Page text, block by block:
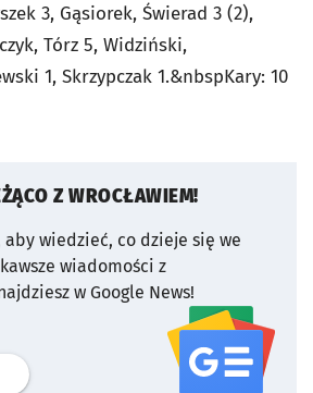
3, Gąsiorek, Świerad 3 (2),
Tórz 5, Widziński,
1, Skrzypczak 1.&nbspKary: 10
Z WROCŁAWIEM!
aby wiedzieć, co dzieje się we
wiadomości z
w Google News!
profil serwisu